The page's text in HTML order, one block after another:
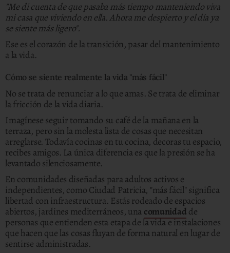
"Me di cuenta de que pasaba más tiempo manteniendo viva
mi casa que viviendo en ella. Ahora me despierto y el día ya
se siente más ligero".
Ese es el corazón de la transición, pasar del mantenimiento
a la vida.
Cómo se siente realmente la vida "más fácil"
No se trata de renunciar a lo que amas. Se trata de eliminar
la fricción de la vida diaria.
Imagínese seguir tomando su café de la mañana en la
terraza, pero sin la molesta lista de cosas que necesitan
arreglarse. Todavía cocinas en tu cocina, decoras tu espacio,
recibes amigos. La única diferencia es que la presión se ha
levantado silenciosamente.
En comunidades diseñadas para adultos activos e
independientes, como Ciudad Patricia, "más fácil" significa
libertad con infraestructura. Estás rodeado de espacios
abiertos, jardines mediterráneos, una comunidad de
personas que entienden esta etapa de la vida e instalaciones
que hacen que las cosas fluyan de forma natural en lugar de
sentirse administradas.